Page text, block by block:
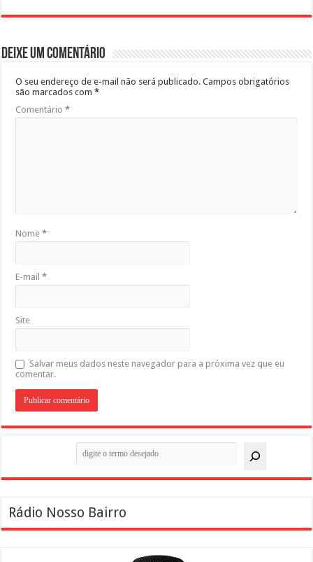
Deixe um comentário
O seu endereço de e-mail não será publicado. Campos obrigatórios
são marcados com*
Comentário*
Nome*
E-mail*
Site
Salvar meus dados neste navegador para a próxima vez que eu
comentar.
Rádio Nosso Bairro